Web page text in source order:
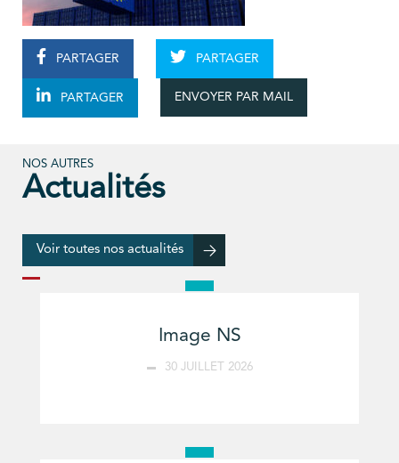
PARTAGER PARTAGER
PARTAGER ENVOYER PAR MAIL
NOS AUTRES
Actualités
Voir toutes nos actualités
Image NS
30 JUILLET 2026